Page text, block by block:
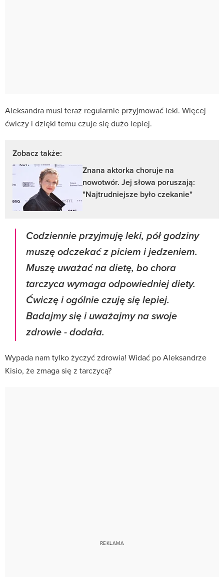
Aleksandra musi teraz regularnie przyjmować leki. Więcej
ćwiczy i dzięki temu czuje się dużo lepiej.
Zobacz także:
Znana aktorka choruje na
nowotwór. Jej słowa poruszają:
"Najtrudniejsze było czekanie"
Codziennie przyjmuję leki, pół godziny
muszę odczekać z piciem i jedzeniem.
Muszę uważać na dietę, bo chora
tarczyca wymaga odpowiedniej diety.
Ćwiczę i ogólnie czuję się lepiej.
Badajmy się i uważajmy na swoje
zdrowie - dodała.
Wypada nam tylko życzyć zdrowia! Widać po Aleksandrze
Kisio, że zmaga się z tarczycą?